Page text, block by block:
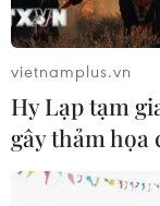
dân
Bảo mẫu tại cơ
nhận hành vi
07/08/2026 12:27
vietnamplus.vn
Hy Lạp tạm
gây thảm họa